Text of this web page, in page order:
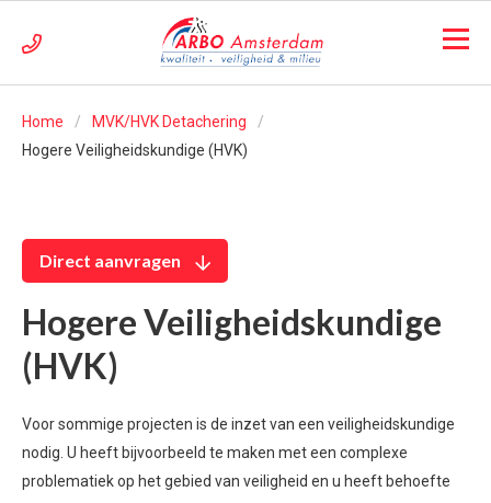
Home
MVK/HVK Detachering
Hogere Veiligheidskundige (HVK)
Direct aanvragen
Hogere Veiligheidskundige
(HVK)
Voor sommige projecten is de inzet van een veiligheidskundige
nodig. U heeft bijvoorbeeld te maken met een complexe
problematiek op het gebied van veiligheid en u heeft behoefte